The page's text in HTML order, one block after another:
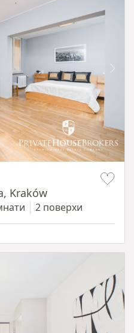
Kraków
2 поверхи